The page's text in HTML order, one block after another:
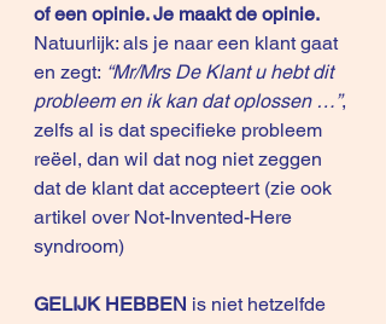
of een opinie. Je maakt de opinie.
Natuurlijk: als je naar een klant gaat
en zegt: “Mr/Mrs De Klant u hebt dit
probleem en ik kan dat oplossen …”,
zelfs al is dat specifieke probleem
reëel, dan wil dat nog niet zeggen
dat de klant dat accepteert (zie ook
artikel over Not-Invented-Here
syndroom)
GELIJK HEBBEN is niet hetzelfde